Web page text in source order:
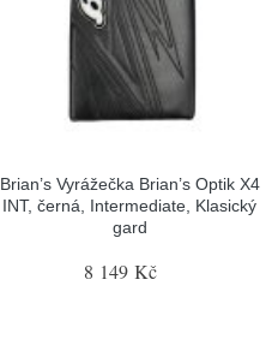
Brian’s Vyrážečka Brian’s Optik X4
INT, černá, Intermediate, Klasický
gard
8 149 Kč